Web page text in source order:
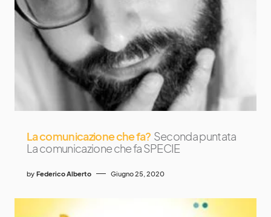
La comunicazione che fa? Seconda puntata
La comunicazione che fa SPECIE
by Federico Alberto Giugno 25, 2020